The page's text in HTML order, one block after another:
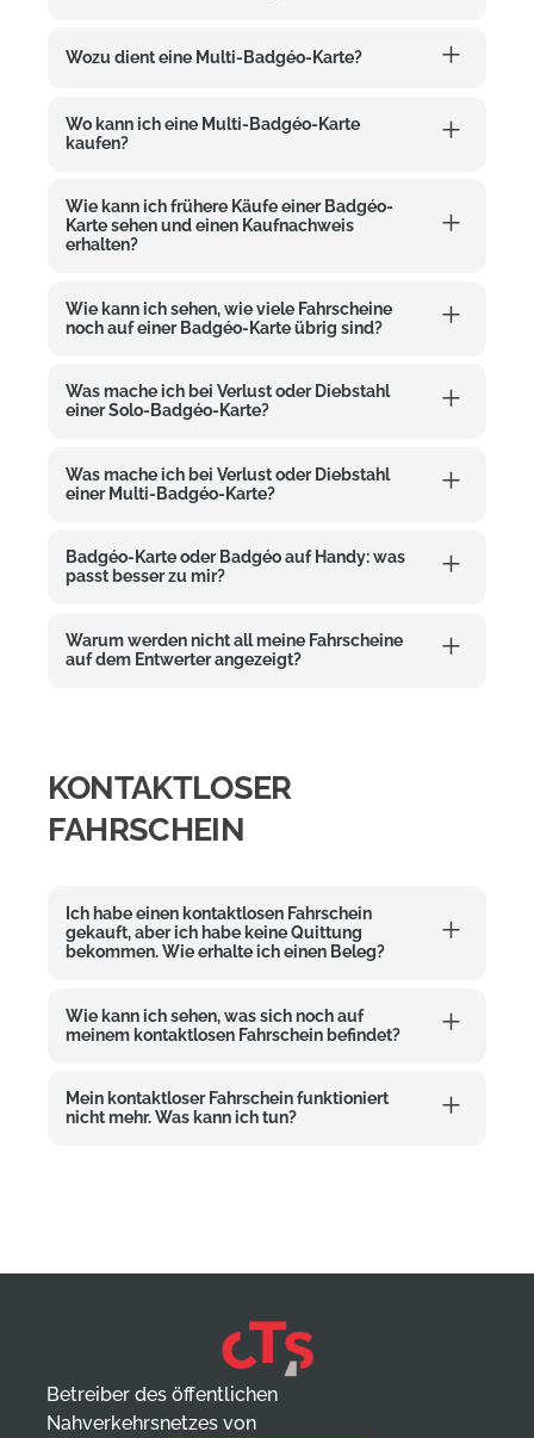
Wozu dient eine Multi-Badgéo-Karte?
Wo kann ich eine Multi-Badgéo-Karte
kaufen?
Wie kann ich frühere Käufe einer Badgéo-
Karte sehen und einen Kaufnachweis
erhalten?
Wie kann ich sehen, wie viele Fahrscheine
noch auf einer Badgéo-Karte übrig sind?
Was mache ich bei Verlust oder Diebstahl
einer Solo-Badgéo-Karte?
Was mache ich bei Verlust oder Diebstahl
einer Multi-Badgéo-Karte?
Badgéo-Karte oder Badgéo auf Handy: was
passt besser zu mir?
Warum werden nicht all meine Fahrscheine
auf dem Entwerter angezeigt?
KONTAKTLOSER
FAHRSCHEIN
Ich habe einen kontaktlosen Fahrschein
gekauft, aber ich habe keine Quittung
bekommen. Wie erhalte ich einen Beleg?
Wie kann ich sehen, was sich noch auf
meinem kontaktlosen Fahrschein befindet?
Mein kontaktloser Fahrschein funktioniert
nicht mehr. Was kann ich tun?
Betreiber des öffentlichen
Nahverkehrsnetzes von